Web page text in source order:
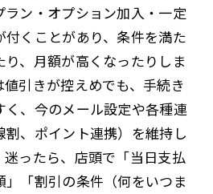
ラン・オプション加入・一定
くことがあり、条件を満た
、月額が高くなったりしま
引きが控えめでも、手続き
、今のメール設定や各種連
、ポイント連携）を維持し
ったら、店頭で「当日支払
「割引の条件（何をいつま